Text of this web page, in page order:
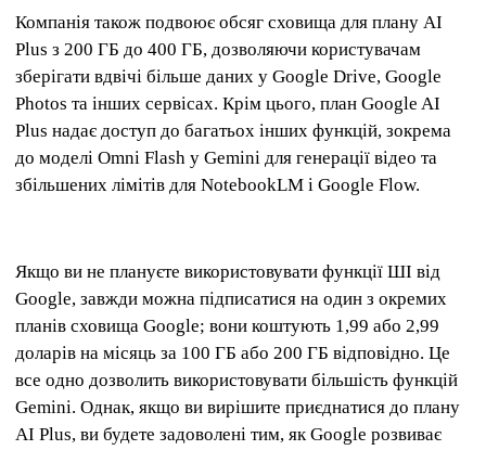
Компанія також подвоює обсяг сховища для плану AI
Plus з 200 ГБ до 400 ГБ, дозволяючи користувачам
зберігати вдвічі більше даних у Google Drive, Google
Photos та інших сервісах. Крім цього, план Google AI
Plus надає доступ до багатьох інших функцій, зокрема
до моделі Omni Flash у Gemini для генерації відео та
збільшених лімітів для NotebookLM і Google Flow.
Якщо ви не плануєте використовувати функції ШІ від
Google, завжди можна підписатися на один з окремих
планів сховища Google; вони коштують 1,99 або 2,99
доларів на місяць за 100 ГБ або 200 ГБ відповідно. Це
все одно дозволить використовувати більшість функцій
Gemini. Однак, якщо ви вирішите приєднатися до плану
AI Plus, ви будете задоволені тим, як Google розвиває